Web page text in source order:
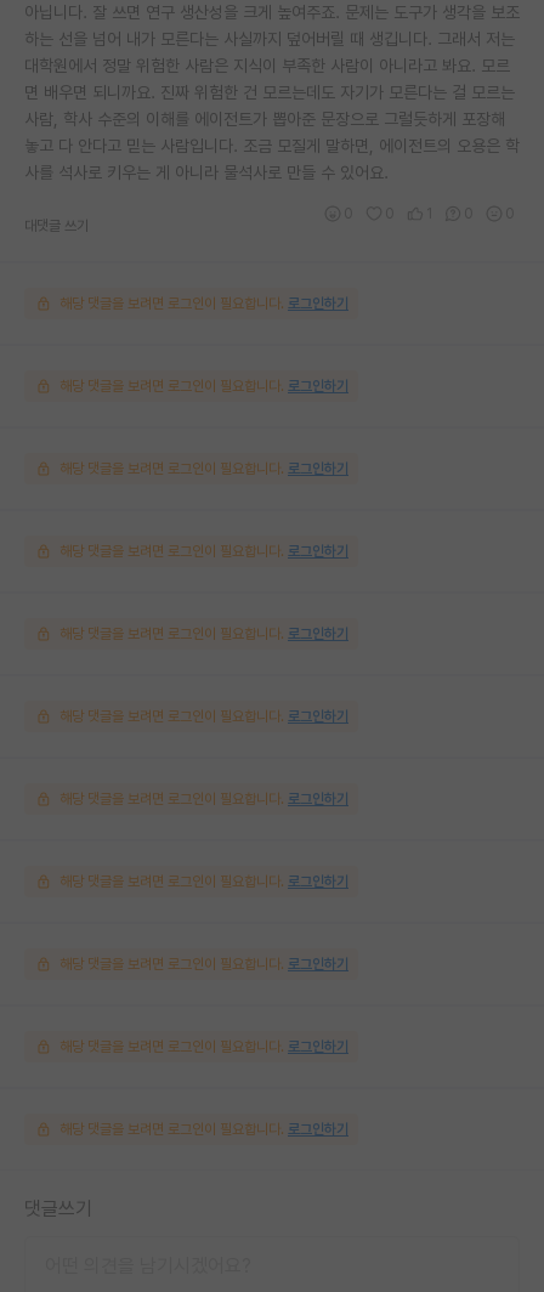
아닙니다. 잘 쓰면 연구 생산성을 크게 높여주죠. 문제는 도구가 생각을 보조
하는 선을 넘어 내가 모른다는 사실까지 덮어버릴 때 생깁니다. 그래서 저는
대학원에서 정말 위험한 사람은 지식이 부족한 사람이 아니라고 봐요. 모르
면 배우면 되니까요. 진짜 위험한 건 모르는데도 자기가 모른다는 걸 모르는
사람, 학사 수준의 이해를 에이전트가 뽑아준 문장으로 그럴듯하게 포장해
놓고 다 안다고 믿는 사람입니다. 조금 모질게 말하면, 에이전트의 오용은 학
사를 석사로 키우는 게 아니라 물석사로 만들 수 있어요.
대댓글 쓰기
해당 댓글을 보려면 로그인이 필요합니다. 로그인하기
해당 댓글을 보려면 로그인이 필요합니다. 로그인하기
해당 댓글을 보려면 로그인이 필요합니다. 로그인하기
해당 댓글을 보려면 로그인이 필요합니다. 로그인하기
해당 댓글을 보려면 로그인이 필요합니다. 로그인하기
해당 댓글을 보려면 로그인이 필요합니다. 로그인하기
해당 댓글을 보려면 로그인이 필요합니다. 로그인하기
해당 댓글을 보려면 로그인이 필요합니다. 로그인하기
해당 댓글을 보려면 로그인이 필요합니다. 로그인하기
해당 댓글을 보려면 로그인이 필요합니다. 로그인하기
해당 댓글을 보려면 로그인이 필요합니다. 로그인하기
댓글쓰기